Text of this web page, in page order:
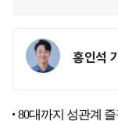
홍인석